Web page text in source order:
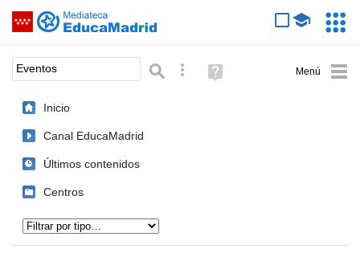
Saltar navegación
Palabra o frase: Búsqueda avanzada
Ayuda
(en
Inicio
Canal EducaMadrid
Últimos contenidos
Centros